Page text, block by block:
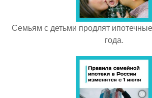
Семьям с детьми продлят
года.